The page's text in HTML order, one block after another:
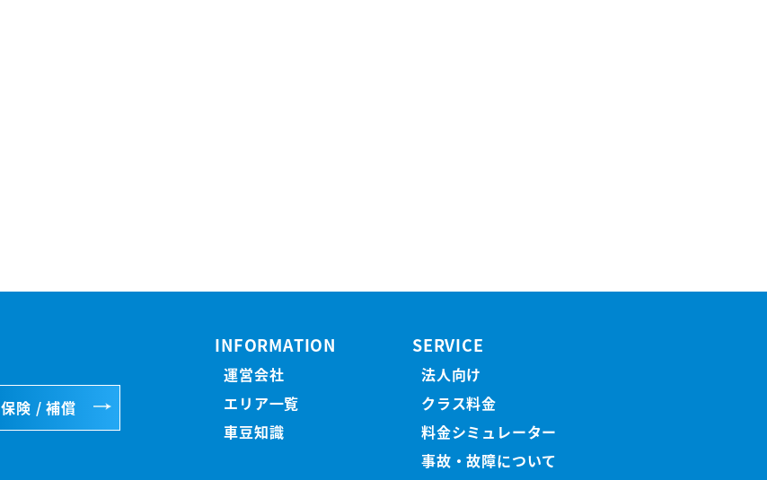
保険 / 補償
INFORMATION
運営会社
エリア一覧
車豆知識
SERVICE
法人向け
クラス料金
料金シミュレーター
事故・故障について